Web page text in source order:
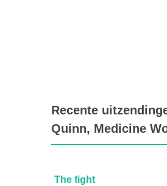
Recente
Quinn, Medicine
The fight